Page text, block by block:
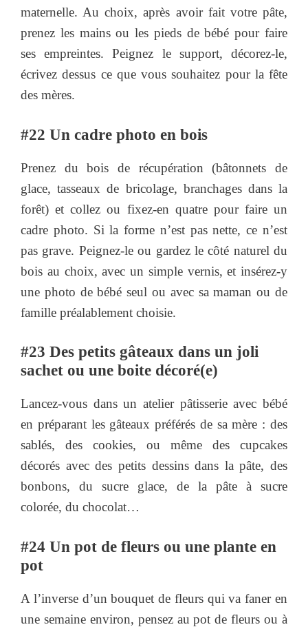
maternelle. Au choix, après avoir fait votre pâte,
prenez les mains ou les pieds de bébé pour faire
ses empreintes. Peignez le support, décorez-le,
écrivez dessus ce que vous souhaitez pour la fête
des mères.
#22 Un cadre photo en bois
Prenez du bois de récupération (bâtonnets de
glace, tasseaux de bricolage, branchages dans la
forêt) et collez ou fixez-en quatre pour faire un
cadre photo. Si la forme n’est pas nette, ce n’est
pas grave. Peignez-le ou gardez le côté naturel du
bois au choix, avec un simple vernis, et insérez-y
une photo de bébé seul ou avec sa maman ou de
famille préalablement choisie.
#23 Des petits gâteaux dans un joli
sachet ou une boite décoré(e)
Lancez-vous dans un atelier pâtisserie avec bébé
en préparant les gâteaux préférés de sa mère : des
sablés, des cookies, ou même des cupcakes
décorés avec des petits dessins dans la pâte, des
bonbons, du sucre glace, de la pâte à sucre
colorée, du chocolat…
#24 Un pot de fleurs ou une plante en
pot
A l’inverse d’un bouquet de fleurs qui va faner en
une semaine environ, pensez au pot de fleurs ou à